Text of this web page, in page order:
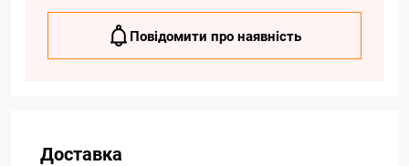
Повідомити про наявність
Доставка